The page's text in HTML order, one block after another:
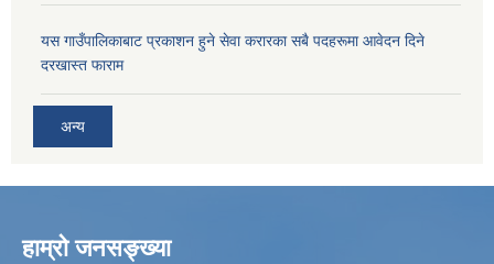
यस गाउँपालिकाबाट प्रकाशन हुने सेवा करारका सबै पदहरूमा आवेदन दिने
दरखास्त फाराम
अन्य
हाम्रो जनसङ्ख्या